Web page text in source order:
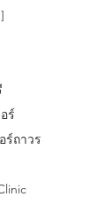
ร์
ร์ถาวร